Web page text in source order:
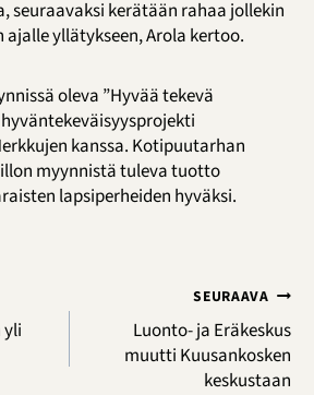
seuraavaksi kerätään rahaa jollekin
yllätykseen, Arola kertoo.
oleva ”Hyvää tekevä
kanssa. Kotipuutarhan
myynnistä tuleva tuotto
lapsiperheiden hyväksi.
SEURAAVA
Luonto- ja Eräkeskus
muutti Kuusankosken
keskustaan